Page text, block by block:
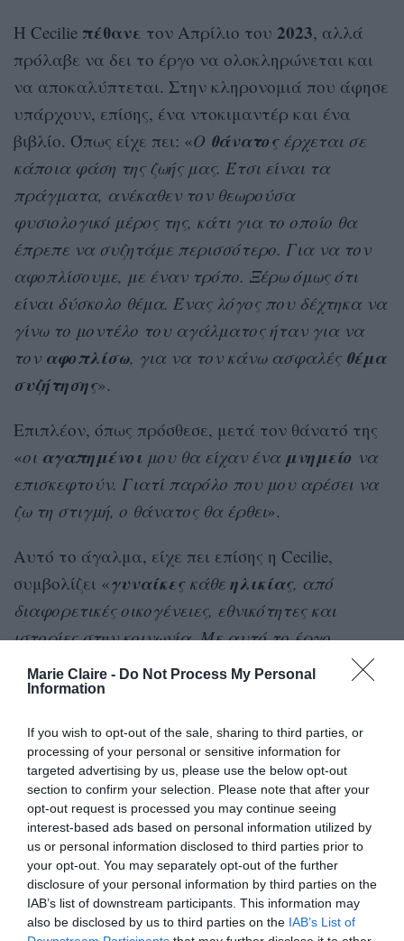
Marie Claire - Do Not Process My Personal
Information
If you wish to opt-out of the sale, sharing to third parties, or
processing of your personal or sensitive information for
targeted advertising by us, please use the below opt-out
section to confirm your selection. Please note that after your
opt-out request is processed you may continue seeing
interest-based ads based on personal information utilized by
us or personal information disclosed to third parties prior to
your opt-out. You may separately opt-out of the further
disclosure of your personal information by third parties on the
IAB’s list of downstream participants. This information may
also be disclosed by us to third parties on the IAB’s List of
Η Cecilie πέθανε τον Απρίλιο του 2023, αλλά
πρόλαβε να δει το έργο να ολοκληρώνεται και
να αποκαλύπτεται. Στην κληρονομιά που άφησε
υπάρχουν, επίσης, ένα ντοκιμαντέρ και ένα
βιβλίο. Όπως είχε πει: «Ο θάνατοςέρχεται σε
κάποια φάση της ζωής μας. Έτσι είναι τα
πράγματα, ανέκαθεν τον θεωρούσα
φυσιολογικό μέρος της, κάτι για το οποίο θα
έπρεπε να συζητάμε περισσότερο. Για να τον
αφοπλίσουμε, με έναν τρόπο. Ξέρω όμως ότι
είναι δύσκολο θέμα. Ένας λόγος που δέχτηκα να
γίνω το μοντέλο του αγάλματος ήταν για να
τον αφοπλίσω, για να τον κάνω ασφαλές θέμα
συζήτησης».
Επιπλέον, όπως πρόσθεσε, μετά τον θάνατό της
«οι αγαπημένοι μου θα είχαν ένα μνημείο να
επισκεφτούν. Γιατί παρόλο που μου αρέσει να
ζω τη στιγμή, ο θάνατος θα έρθει».
Αυτό το άγαλμα, είχε πει επίσης η Cecilie,
συμβολίζει «γυναίκεςκάθε ηλικίας, από
διαφορετικές οικογένειες, εθνικότητες και
ιστορίες στην κοινωνία. Με αυτό το έργο
εκφράζω ένα κομμάτι από εμένα και από τις
αξίες μου. Ειδικά προς τα παιδιά μου, που η
είμαι κοντά τους όταν με χρειάζονται. Αλλά δεν
θα μπορώ πάντα να τους λέω ότι όλα θα πάνε
καλά».
Ο γλύπτης, Håkon Anton Fagerås, είπε για το
σκεπτικό της δημιουργίας του αγάλματος: «
μπορούσα να δημιουργήσω ένα θύμα ή ένα
άρρωστο κορίτσι σε στυλ Munch, που σχεδόν